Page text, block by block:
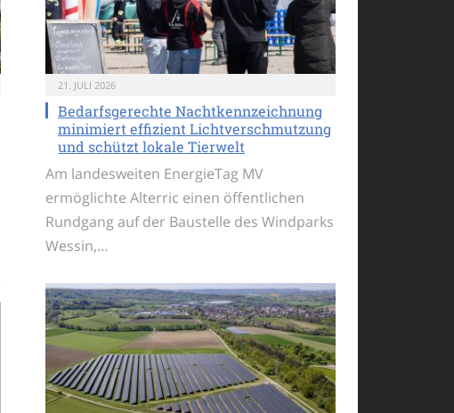
21. JULI 2026
Bedarfsgerechte Nachtkennzeichnung
minimiert effizient Lichtverschmutzung
und schützt lokale Tierwelt
Am landesweiten EnergieTag MV
ermöglichte Alterric einen öffentlichen
Rundgang auf der Baustelle des Windparks
Wessin,…